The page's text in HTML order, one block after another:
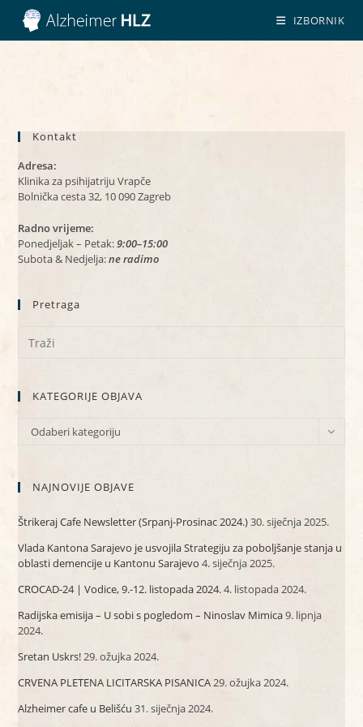
Preskoči
sadržaj
IZBORNIK
Kontakt
Adresa:
Klinika za psihijatriju Vrapče
Bolnička cesta 32, 10 090 Zagreb
Radno vrijeme:
Ponedjeljak – Petak:9:00–15:00
Subota & Nedjelja:ne radimo
Pretraga
KATEGORIJE OBJAVA
KATEGORIJE
Odaberi kategoriju
NAJNOVIJE OBJAVE
Štrikeraj Cafe Newsletter (Srpanj-Prosinac 2024.)30. siječnja 2025.
Vlada Kantona Sarajevo je usvojila Strategiju za poboljšanje stanja u
oblasti demencije u Kantonu Sarajevo 4. siječnja 2025.
CROCAD-24 | Vodice, 9.-12. listopada 2024.4. listopada 2024.
Radijska emisija – U sobi s pogledom – Ninoslav Mimica9. lipnja
2024.
Sretan Uskrs!29. ožujka 2024.
CRVENA PLETENA LICITARSKA PISANICA29. ožujka 2024.
Alzheimer cafe u Belišću 31. siječnja 2024.